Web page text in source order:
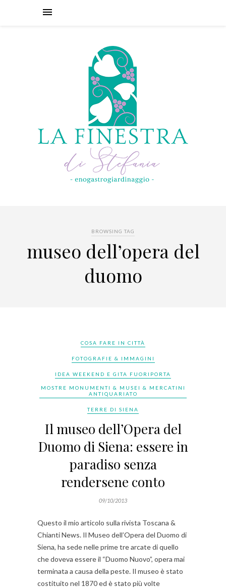
BROWSING TAG
museo dell’opera del
duomo
COSA FARE IN CITTÀ
FOTOGRAFIE & IMMAGINI
IDEA WEEKEND E GITA FUORIPORTA
MOSTRE MONUMENTI & MUSEI & MERCATINI
ANTIQUARIATO
TERRE DI SIENA
Il museo dell’Opera del
Duomo di Siena: essere in
paradiso senza
rendersene conto
09/10/2013
Questo il mio articolo sulla rivista Toscana &
Chianti News. Il Museo dell’Opera del Duomo di
Siena, ha sede nelle prime tre arcate di quello
che doveva essere il “Duomo Nuovo”, opera mai
terminata a causa della peste. Il museo è stato
costituito nel 1870 ed è stato più volte